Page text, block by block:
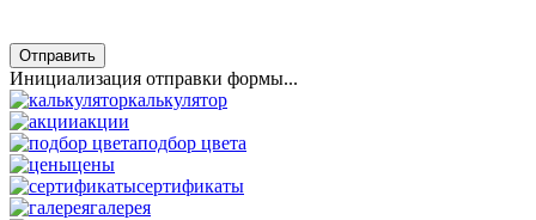
Отправить
Инициализация отправки формы...
калькулятор
акции
подбор цвета
цены
сертификаты
галерея